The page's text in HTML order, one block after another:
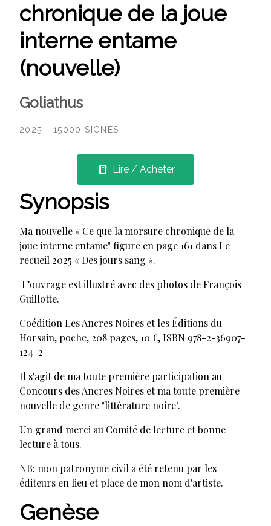
chronique de la joue
interne entame
(nouvelle)
Goliathus
2025 - 15000 SIGNES
Lire / Acheter
Synopsis
Ma nouvelle « Ce que la morsure chronique de la
joue interne entame" figure en page 161 dans Le
recueil 2025 « Des jours sang ».
L’ouvrage est illustré avec des photos de François
Guillotte.
Coédition Les Ancres Noires et les Éditions du
Horsain, poche, 208 pages, 10 €, ISBN 978-2-36907-
124-2
Il s'agit de ma toute première participation au
Concours des Ancres Noires et ma toute première
nouvelle de genre "littérature noire".
Un grand merci au Comité de lecture et bonne
lecture à tous.
NB: mon patronyme civil a été retenu par les
éditeurs en lieu et place de mon nom d'artiste.
Genèse